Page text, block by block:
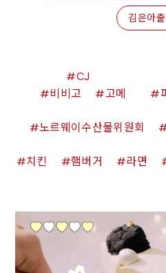
김은아
CJ
비비고
고메
노르웨이수산물위원회
치킨 햄버거 라면